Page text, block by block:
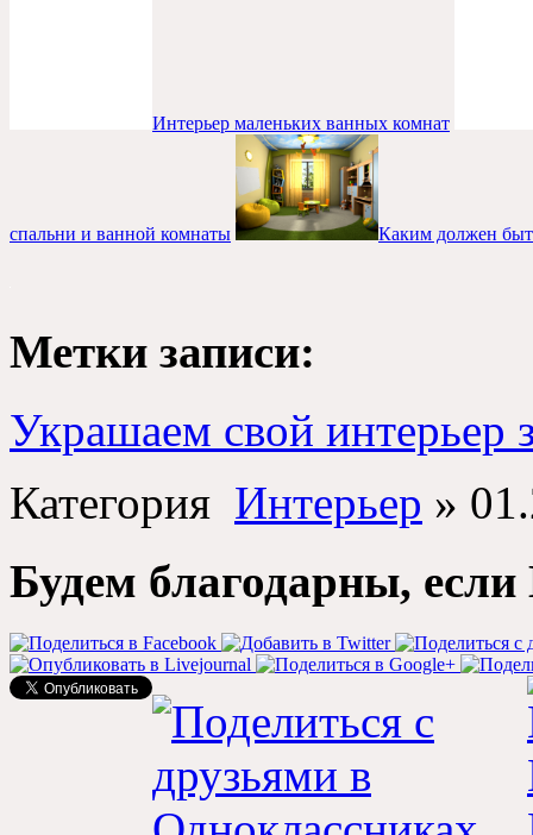
Интерьер маленьких ванных комнат
спальни и ванной комнаты Каким должен
Метки записи:
Украшаем свой интерьер
Категория Интерьер »
Будем благодарны, если